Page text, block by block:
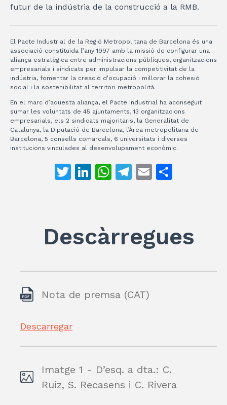
futur de la indústria de la construcció a la RMB.
El Pacte Industrial de la Regió Metropolitana de Barcelona és una
associació constituïda l’any 1997 amb la missió de configurar una
aliança estratègica entre administracions públiques, organitzacions
empresarials i sindicats per impulsar la competitivitat de la
indústria, fomentar la creació d’ocupació i millorar la cohesió
social i la sostenibilitat al territori metropolità.
En el marc d’aquesta aliança, el Pacte Industrial ha aconseguit
sumar les voluntats de 45 ajuntaments, 13 organitzacions
empresarials, els 2 sindicats majoritaris, la Generalitat de
Catalunya, la Diputació de Barcelona, l’Àrea metropolitana de
Barcelona, 5 consells comarcals, 6 universitats i diverses
institucions vinculades al desenvolupament econòmic.
T
Li
dI
W
A
p
T
a
m
E
ar
ix
Descàrregues
Nota de premsa (CAT)
Descarregar
Imatge 1 - D’esq. a dta.: C.
Ruiz, S. Recasens i C. Rivera